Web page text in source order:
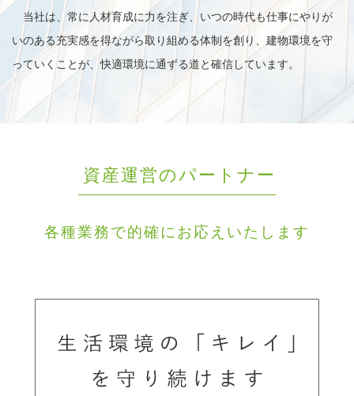
当社は、常に人材育成に力を注ぎ、いつの時代も仕事にやりが
いのある充実感を得ながら取り組める体制を創り、建物環境を守
っていくことが、快適環境に通ずる道と確信しています。
資産運営のパートナー
各種業務で的確にお応えいたします